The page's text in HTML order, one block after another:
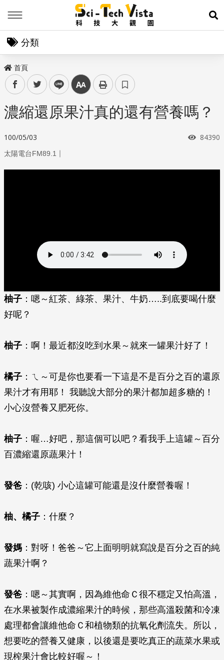
展
分類
首頁
facebooktwitter line 中
濃縮還原果汁真的還有營養嗎？
100/05/03 瀏覽次
84390
太陽電台FM89.1 ｜
柚子 ：嗯～紅茶、綠茶、果汁、牛奶…..到底要喝什麼
好呢？
柚子 ：啊！最近都沒吃到水果～就來一罐果汁好了！
橘子 ：ㄟ～可是你也要看一下這是不是百分之百的還原
果汁才有用耶！ 我聽說大部分的果汁都加超多糖的！
小心沒營養又肥死你。
柚子 ：喔…好吧，那這個可以吧？看我手上這罐～百分
百濃縮還原蔬果汁！
發爸 ：(乾咳) 小心這罐可能還是沒什麼營養喔！
柚、橘子 ：什麼？
發媽 ：對呀！爸爸～它上面明明就寫說是百分之百的純
蔬果汁啊？
發爸 ：嗯～其實啊，因為維他命Ｃ很不穩定又怕高溫，
在水果被製作成濃縮果汁的時候，那些高溫殺菌和冷凍
處理都會讓維他命Ｃ和植物類的抗氧化劑流失。所以，
想要吃的營養又健康，以後還是要吃真正的蔬菜水果或
現榨果汁會比較好喔～！